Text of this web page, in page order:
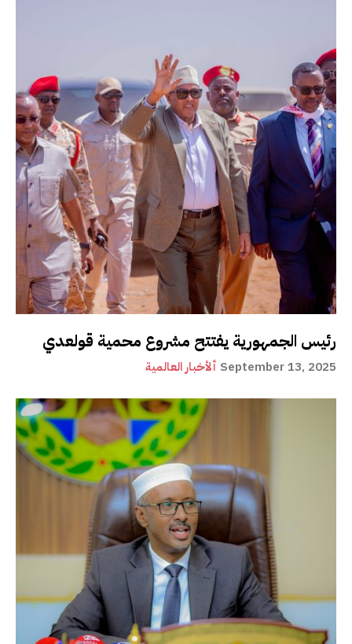
رئيس الجمهورية يفتتح مشروع محمية قولعدي
ألأخبار العالمية September 13, 2025